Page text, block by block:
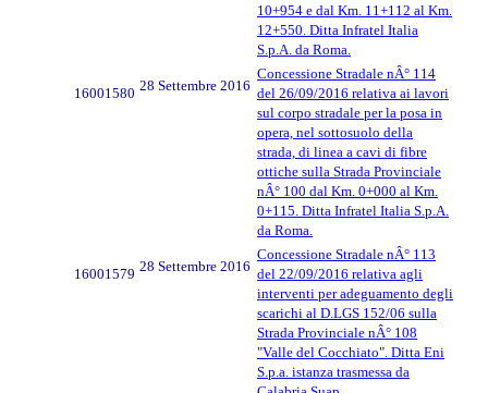
10+954 e dal Km. 11+112 al Km.
12+550. Ditta Infratel Italia
S.p.A. da Roma.
16001580 28 Settembre 2016
Concessione Stradale nÂ° 114
del 26/09/2016 relativa ai lavori
sul corpo stradale per la posa in
opera, nel sottosuolo della
strada, di linea a cavi di fibre
ottiche sulla Strada Provinciale
nÂ° 100 dal Km. 0+000 al Km.
0+115. Ditta Infratel Italia S.p.A.
da Roma.
16001579 28 Settembre 2016
Concessione Stradale nÂ° 113
del 22/09/2016 relativa agli
interventi per adeguamento degli
scarichi al D.LGS 152/06 sulla
Strada Provinciale nÂ° 108
"Valle del Cocchiato". Ditta Eni
S.p.a. istanza trasmessa da